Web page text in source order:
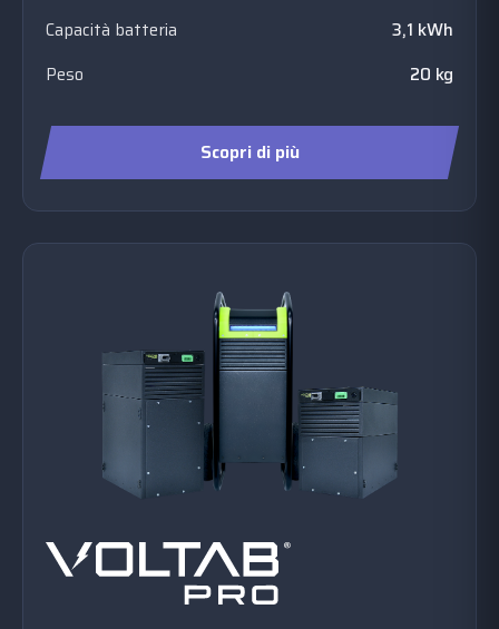
Capacità batteria
3,1 kWh
Peso
20 kg
Scopri di più